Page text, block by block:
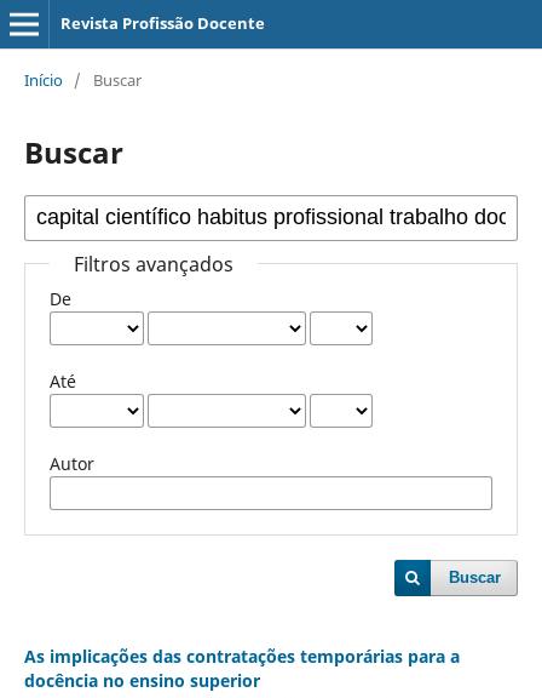
Revista Profissão Docente
Início / Buscar
Buscar
Filtros avançados
De
Até
Autor
Buscar
As implicações das contratações temporárias para a
docência no ensino superior